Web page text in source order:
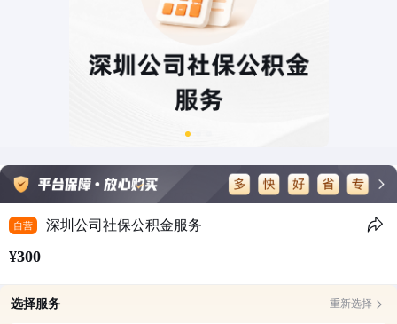
自营 深圳公司社保公积金服务
¥300
选择服务 重新选择